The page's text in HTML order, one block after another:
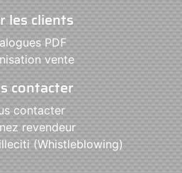
les clients
PDF
vente
contacter
contacter
revendeur
(Whistleblowing)